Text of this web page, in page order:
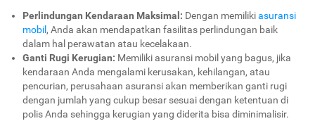
Pertanggungan ini tidak menjamin kerugian, kerusakan,
biaya atas kendaraan bermotor dan atau tanggung jawab
hukum terhadap pihak ketiga, yang disebabkan oleh:
Kendaraan digunakan untuk:
Menarik atau mendorong kendaraan atau benda
lain, memberi pelajaran mengemudi.
Turut serta dalam perlombaan, latihan, penyaluran
hobi kecakapan atau kecepatan, karnaval, pawai,
Perlindungan Kendaraan Maksimal: Dengan memilikiasuransi
mobil , Anda akan mendapatkan fasilitas perlindungan baik
dalam hal perawatan atau kecelakaan.
Ganti Rugi Kerugian: Memiliki asuransi mobil yang bagus, jika
kendaraan Anda mengalami kerusakan, kehilangan, atau
pencurian, perusahaan asuransi akan memberikan ganti rugi
dengan jumlah yang cukup besar sesuai dengan ketentuan di
polis Anda sehingga kerugian yang diderita bisa diminimalisir.